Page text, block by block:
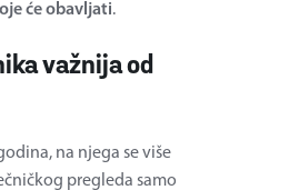
će obavljati.
važnija od
na njega se više
pregleda samo